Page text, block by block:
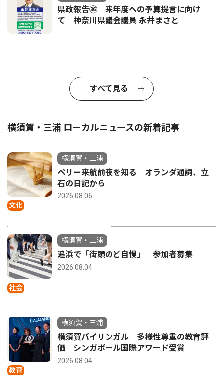
県政報告㊱ 来年度への予算提言に向け
て 神奈川県議会議員 永井まさと
すべて見る
横須賀・三浦 ローカルニュースの新着記事
文化
横須賀・三浦
ペリー来航前夜を知る オランダ通詞、立
石の日記から
2026.08.06
社会
横須賀・三浦
追浜で「街頭のど自慢」 参加者募集
2026.08.04
教育
横須賀・三浦
横須賀バイリンガル 多様性尊重の教育評
価 シンガポール国際アワード受賞
2026.08.04